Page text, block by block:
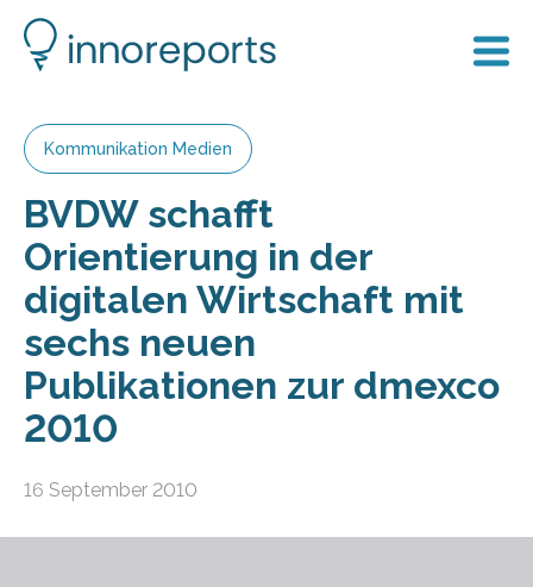
Kommunikation Medien
BVDW schafft
Orientierung in der
digitalen Wirtschaft mit
sechs neuen
Publikationen zur dmexco
2010
16 September 2010